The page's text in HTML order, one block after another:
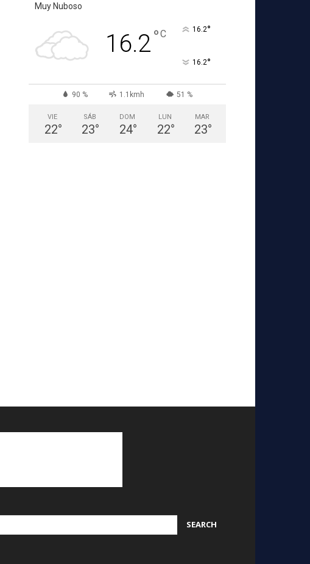
Muy Nuboso
16.2°C 16.2°
16.2°
90 % 1.1kmh 51 %
VIE
22°
SÁB
23°
DOM
24°
LUN
22°
MAR
23°